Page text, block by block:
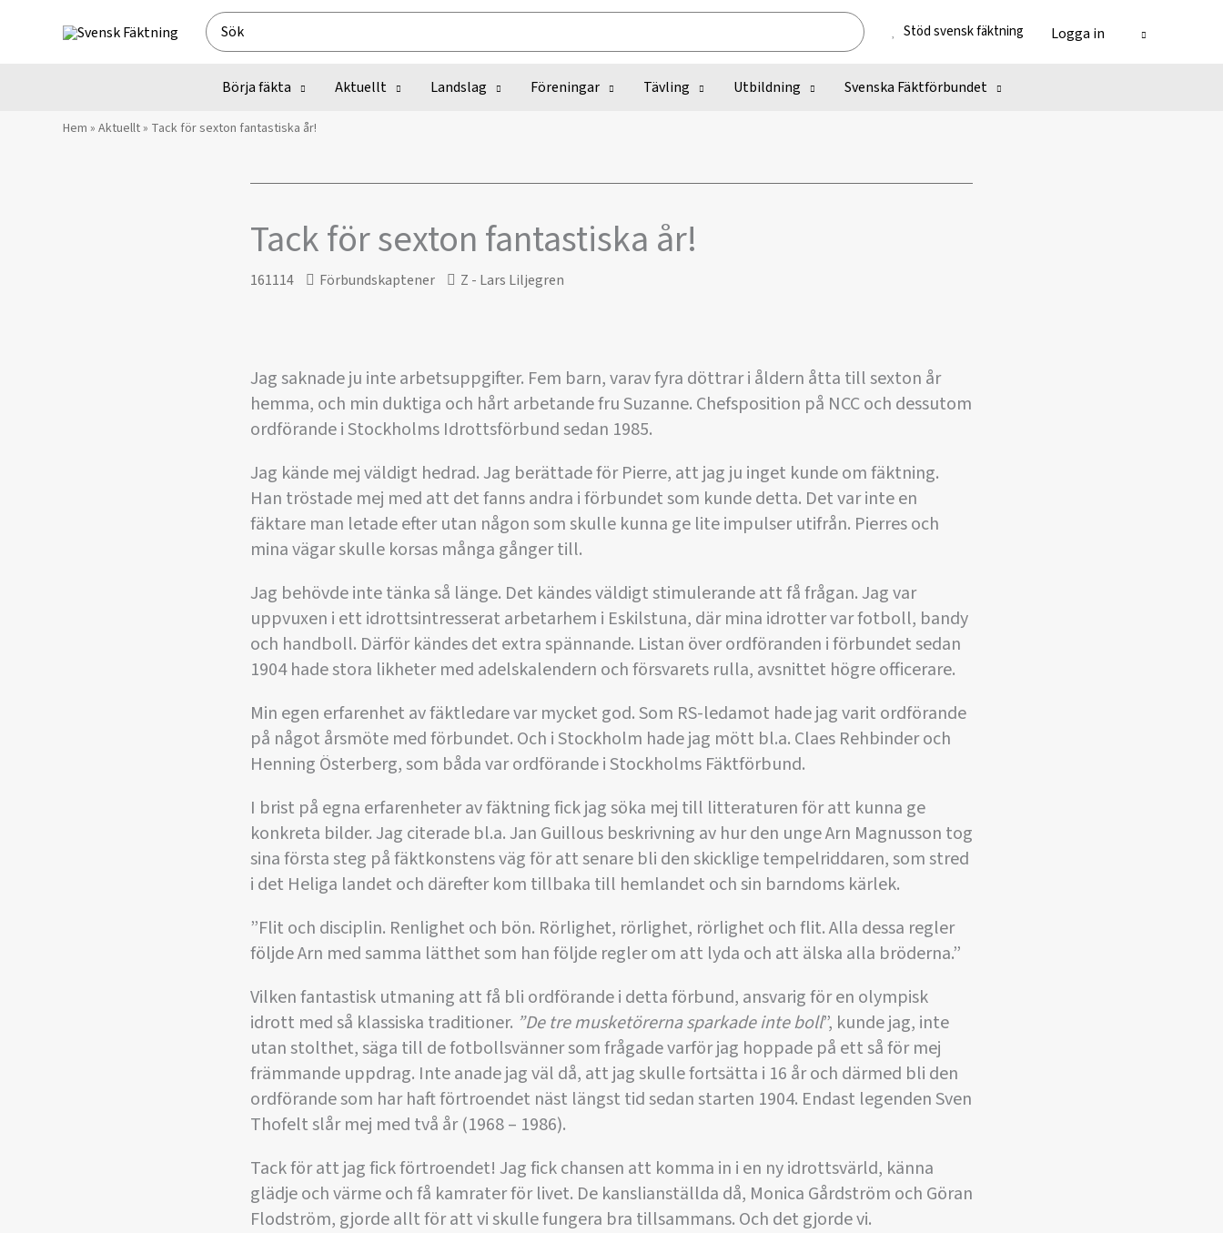
Search
for:
Stöd svensk fäktning Logga in
Börja fäkta Aktuellt Landslag Föreningar Tävling Utbildning Svenska Fäktförbundet
Hem » Aktuellt» ​Tack för sexton fantastiska år!
​Tack för sexton fantastiska år!
161114 Förbundskaptener Z - Lars Liljegren
Jag saknade ju inte arbetsuppgifter. Fem barn, varav fyra döttrar i åldern åtta till sexton år
hemma, och min duktiga och hårt arbetande fru Suzanne. Chefsposition på NCC och dessutom
ordförande i Stockholms Idrottsförbund sedan 1985.
Jag kände mej väldigt hedrad. Jag berättade för Pierre, att jag ju inget kunde om fäktning.
Han tröstade mej med att det fanns andra i förbundet som kunde detta. Det var inte en
fäktare man letade efter utan någon som skulle kunna ge lite impulser utifrån. Pierres och
mina vägar skulle korsas många gånger till.
Jag behövde inte tänka så länge. Det kändes väldigt stimulerande att få frågan. Jag var
uppvuxen i ett idrottsintresserat arbetarhem i Eskilstuna, där mina idrotter var fotboll, bandy
och handboll. Därför kändes det extra spännande. Listan över ordföranden i förbundet sedan
1904 hade stora likheter med adelskalendern och försvarets rulla, avsnittet högre officerare.
Min egen erfarenhet av fäktledare var mycket god. Som RS-ledamot hade jag varit ordförande
på något årsmöte med förbundet. Och i Stockholm hade jag mött bl.a. Claes Rehbinder och
Henning Österberg, som båda var ordförande i Stockholms Fäktförbund.
I brist på egna erfarenheter av fäktning fick jag söka mej till litteraturen för att kunna ge
konkreta bilder. Jag citerade bl.a. Jan Guillous beskrivning av hur den unge Arn Magnusson tog
sina första steg på fäktkonstens väg för att senare bli den skicklige tempelriddaren, som stred
i det Heliga landet och därefter kom tillbaka till hemlandet och sin barndoms kärlek.
”Flit och disciplin. Renlighet och bön. Rörlighet, rörlighet, rörlighet och flit. Alla dessa regler
följde Arn med samma lätthet som han följde regler om att lyda och att älska alla bröderna.”
Vilken fantastisk utmaning att få bli ordförande i detta förbund, ansvarig för en olympisk
idrott med så klassiska traditioner. ”De tre musketörerna sparkade inte boll”, kunde jag, inte
utan stolthet, säga till de fotbollsvänner som frågade varför jag hoppade på ett så för mej
främmande uppdrag. Inte anade jag väl då, att jag skulle fortsätta i 16 år och därmed bli den
ordförande som har haft förtroendet näst längst tid sedan starten 1904. Endast legenden Sven
Thofelt slår mej med två år (1968 – 1986).
Tack för att jag fick förtroendet! Jag fick chansen att komma in i en ny idrottsvärld, känna
glädje och värme och få kamrater för livet. De kanslianställda då, Monica Gårdström och Göran
Flodström, gjorde allt för att vi skulle fungera bra tillsammans. Och det gjorde vi.